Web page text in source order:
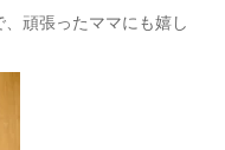
頑張ったママにも嬉し